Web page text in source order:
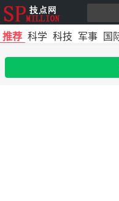
推荐 科学 科技 军事 国